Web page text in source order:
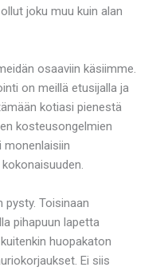
joku muu kuin alan
osaaviin käsiimme.
on meillä etusijalla ja
kotiasi pienestä
kosteusongelmien
pysty. Toisinaan
pihapuun lapetta
huopakaton
Ei siis